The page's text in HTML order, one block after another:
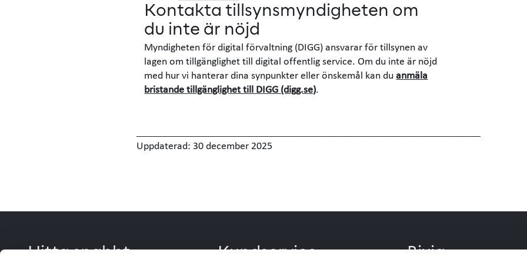
Kontakta tillsynsmyndigheten om
du inte är nöjd
Myndigheten för digital förvaltning (DIGG) ansvarar för tillsynen av
lagen om tillgänglighet till digital offentlig service. Om du inte är nöjd
med hur vi hanterar dina synpunkter eller önskemål kan duanmäla
bristande tillgänglighet till DIGG (digg.se).
Uppdaterad: 30 december 2025
Hitta snabbt Kundservice Bixia